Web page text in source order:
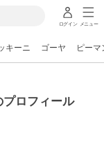
ログイン メニュー
キーニ ゴーヤ ピーマ
ロフィール